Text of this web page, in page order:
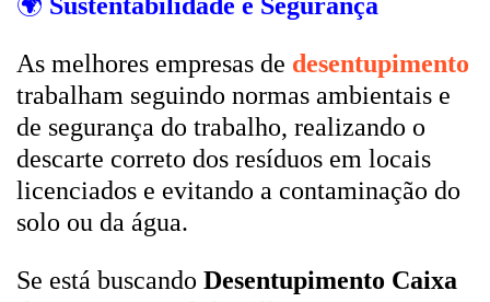
As melhores empresas de desentupimento
trabalham seguindo normas ambientais e
de segurança do trabalho, realizando o
descarte correto dos resíduos em locais
licenciados e evitando a contaminação do
solo ou da água.
Se está buscando Desentupimento Caixa